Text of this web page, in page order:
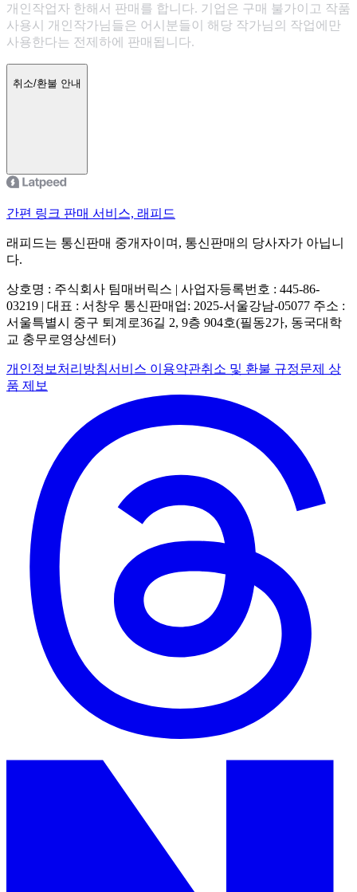
개인작업자 한해서 판매를 합니다. 기업은 구매 불가이고 작품
사용시 개인작가님들은 어시분들이 해당 작가님의 작업에만
사용한다는 전제하에 판매됩니다.
취소/환불 안내
간편 링크 판매 서비스, 래피드
래피드는 통신판매 중개자이며, 통신판매의 당사자가 아닙니
다.
상호명 : 주식회사 팀매버릭스 | 사업자등록번호 : 445-86-
03219 | 대표 : 서창우 통신판매업: 2025-서울강남-05077 주소 :
서울특별시 중구 퇴계로36길 2, 9층 904호(필동2가, 동국대학
교 충무로영상센터)
개인정보처리방침서비스 이용약관취소 및 환불 규정문제 상
품 제보